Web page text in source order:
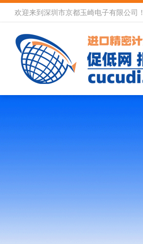
欢迎来到深圳市京都玉崎电子有限公司！